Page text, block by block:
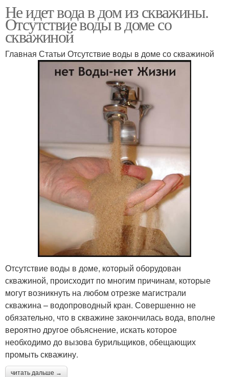
Не идет вода в дом из скважины.
Отсутствие воды в доме со
скважиной
Главная Статьи Отсутствие воды в доме со скважиной
Отсутствие воды в доме, который оборудован
скважиной, происходит по многим причинам, которые
могут возникнуть на любом отрезке магистрали
скважина – водопроводный кран. Совершенно не
обязательно, что в скважине закончилась вода, вполне
вероятно другое объяснение, искать которое
необходимо до вызова бурильщиков, обещающих
промыть скважину.
читать дальше →